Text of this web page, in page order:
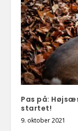
Pas på:
startet!
9. oktober 2021